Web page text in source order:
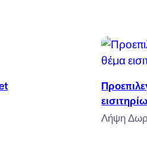
Λήψη